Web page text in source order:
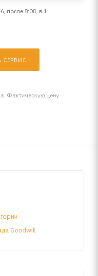
после 8:00, в 1
СЕРВИС
Фактическую цену
Goodwill